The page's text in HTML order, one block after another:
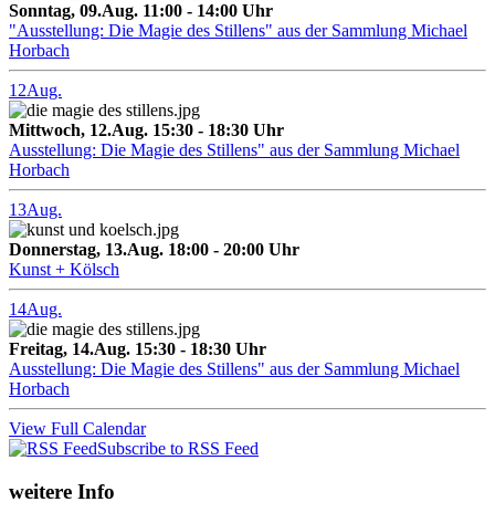
Sonntag, 09.Aug. 11:00 - 14:00 Uhr
"Ausstellung: Die Magie des Stillens" aus der Sammlung Michael
Horbach
12Aug.
Mittwoch, 12.Aug. 15:30 - 18:30 Uhr
Ausstellung: Die Magie des Stillens" aus der Sammlung Michael
Horbach
13Aug.
Donnerstag, 13.Aug. 18:00 - 20:00 Uhr
Kunst + Kölsch
14Aug.
Freitag, 14.Aug. 15:30 - 18:30 Uhr
Ausstellung: Die Magie des Stillens" aus der Sammlung Michael
Horbach
View Full Calendar
Subscribe to RSS Feed
weitere Info